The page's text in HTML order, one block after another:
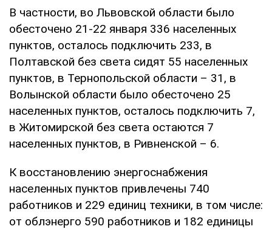
В частности, во Львовской области было
обесточено 21-22 января 336 населенных
пунктов, осталось подключить 233, в
Полтавской без света сидят 55 населенных
пунктов, в Тернопольской области – 31, в
Волынской области было обесточено 25
населенных пунктов, осталось подключить 7,
в Житомирской без света остаются 7
населенных пунктов, в Ривненской – 6.
К восстановлению энергоснабжения
населенных пунктов привлечены 740
работников и 229 единиц техники, в том числе:
от облэнерго 590 работников и 182 единицы